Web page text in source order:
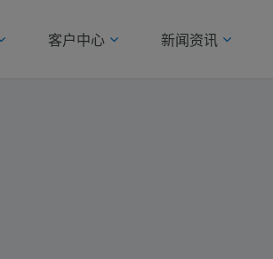
客户中心 新闻资讯